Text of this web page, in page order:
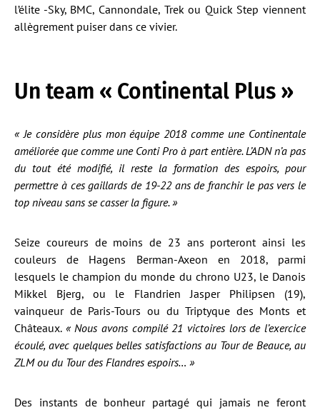
l’élite -Sky, BMC, Cannondale, Trek ou Quick Step viennent
allègrement puiser dans ce vivier.
Un team « Continental Plus »
« Je considère plus mon équipe 2018 comme une Continentale
améliorée que comme une Conti Pro à part entière. L’ADN n’a pas
du tout été modifié, il reste la formation des espoirs, pour
permettre à ces gaillards de 19-22 ans de franchir le pas vers le
top niveau sans se casser la figure. »
Seize coureurs de moins de 23 ans porteront ainsi les
couleurs de Hagens Berman-Axeon en 2018, parmi
lesquels le champion du monde du chrono U23, le Danois
Mikkel Bjerg, ou le Flandrien Jasper Philipsen (19),
vainqueur de Paris-Tours ou du Triptyque des Monts et
Châteaux. « Nous avons compilé 21 victoires lors de l’exercice
écoulé, avec quelques belles satisfactions au Tour de Beauce, au
ZLM ou du Tour des Flandres espoirs… »
Des instants de bonheur partagé qui jamais ne feront